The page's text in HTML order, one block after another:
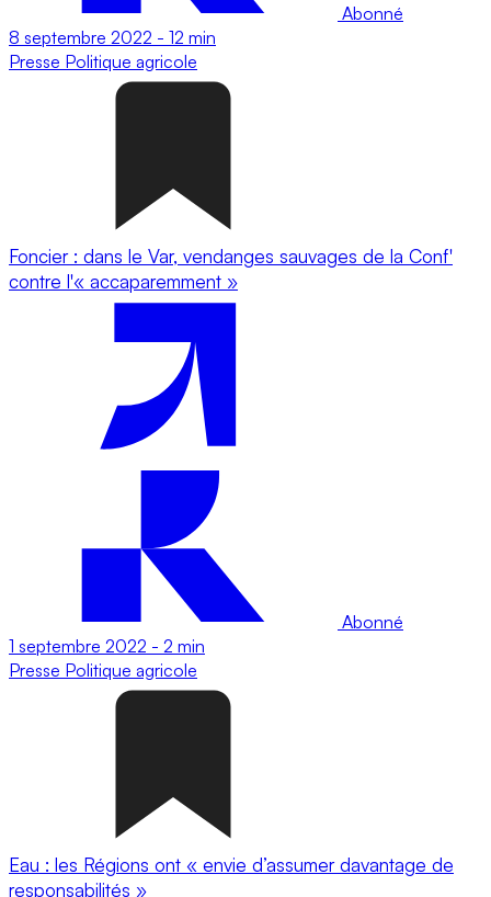
Abonné
8 septembre 2022 - 12 min
Presse Politique agricole
Foncier : dans le Var, vendanges sauvages de la Conf'
contre l'« accaparemment »
Abonné
1 septembre 2022 - 2 min
Presse Politique agricole
Eau : les Régions ont « envie d’assumer davantage de
responsabilités »